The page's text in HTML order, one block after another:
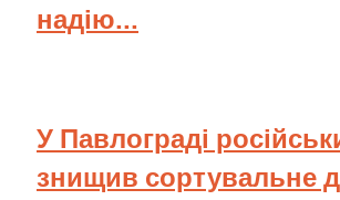
надію...
У Павлограді
знищив сортувальне